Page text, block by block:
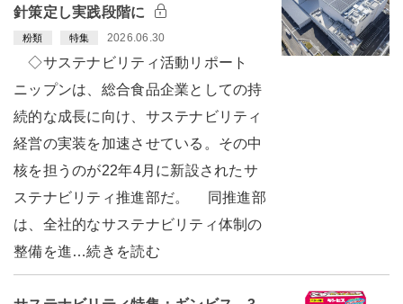
針策定し実践段階に
粉類 特集 2026.06.30
◇サステナビリティ活動リポート
ニップンは、総合食品企業としての持
続的な成長に向け、サステナビリティ
経営の実装を加速させている。その中
核を担うのが22年4月に新設されたサ
ステナビリティ推進部だ。 同推進部
は、全社的なサステナビリティ体制の
整備を進…続きを読む